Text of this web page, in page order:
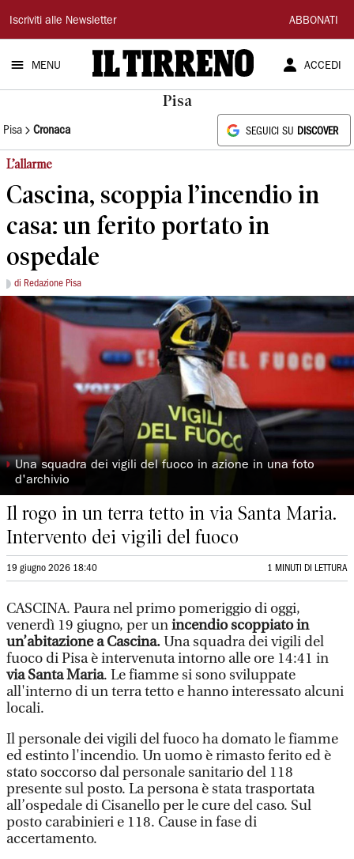
Il
Tirreno
Iscriviti alle Newsletter ABBONATI
MENU ACCEDI
Pisa
Pisa Cronaca SEGUICI SU DISCOVER
L’allarme
Cascina, scoppia l’incendio in
casa: un ferito portato in
ospedale
di Redazione Pisa
◗Una squadra dei vigili del fuoco in azione in una foto
d'archivio
Il rogo in un terra tetto in via Santa Maria.
Intervento dei vigili del fuoco
19 giugno 2026 18:40 1 MINUTI DI LETTURA
CASCINA. Paura nel primo pomeriggio di oggi,
venerdì 19 giugno, per unincendio scoppiato in
un’abitazione a Cascina.Una squadra dei vigili del
fuoco di Pisa è intervenuta intorno alle ore 14:41 in
via Santa Maria. Le fiamme si sono sviluppate
all'interno di un terra tetto e hanno interessato alcuni
locali.
Il personale dei vigili del fuoco ha domato le fiamme
ed estinto l'incendio. Un uomo è rimasto ferito ed è
stato soccorso dal personale sanitario del 118
presente sul posto. La persona è stata trasportata
all’ospedale di Cisanello per le cure del caso. Sul
posto carabinieri e 118. Cause in fase di
accertamento.